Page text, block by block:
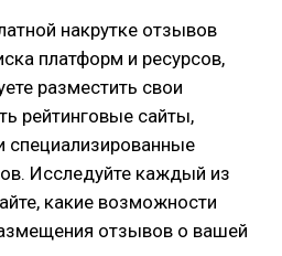
накрутке отзывов
платформ и ресурсов,
разместить свои
рейтинговые сайты,
специализированные
Исследуйте каждый из
какие возможности
отзывов о вашей